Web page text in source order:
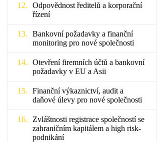
Odpovědnost ředitelů a korporační
řízení
Bankovní požadavky a finanční
monitoring pro nové společnosti
Otevření firemních účtů a bankovní
požadavky v EU a Asii
Finanční výkaznictví, audit a
daňové úlevy pro nové společnosti
Zvláštnosti registrace společností se
zahraničním kapitálem a high risk-
podnikání